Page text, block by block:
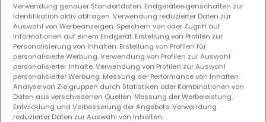
Ähnliche Immobilien in der Nähe
Sie haben keine Immobilien gefunden, die Sie
interessieren? Diese vorgeschlagenen Anzeigen
könnten Sie interessieren.
Verwendung genauer Standortdaten. Endgeräteeigenschaften zur
Identifikation aktiv abfragen. Verwendung reduzierter Daten zur
Auswahl von Werbeanzeigen. Speichern von oder Zugriff auf
Informationen auf einem Endgerät. Erstellung von Profilen zur
Personalisierung von Inhalten. Erstellung von Profilen für
personalisierte Werbung. Verwendung von Profilen zur Auswahl
personalisierter Inhalte. Verwendung von Profilen zur Auswahl
personalisierter Werbung. Messung der Performance von Inhalten.
Analyse von Zielgruppen durch Statistiken oder Kombinationen von
Daten aus verschiedenen Quellen. Messung der Werbeleistung.
Entwicklung und Verbesserung der Angebote. Verwendung
reduzierter Daten zur Auswahl von Inhalten.